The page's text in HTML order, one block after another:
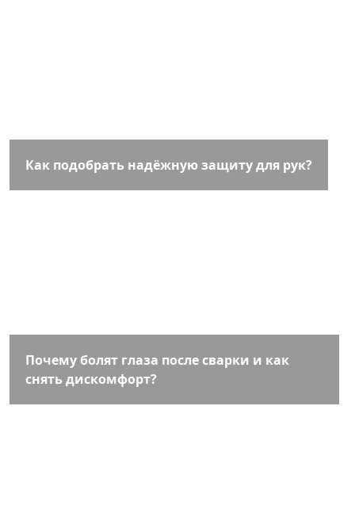
Как подобрать надёжную защиту для рук?
Почему болят глаза после сварки и как
снять дискомфорт?